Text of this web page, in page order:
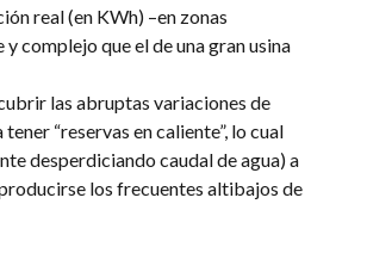
real (en KWh) –en zonas
complejo que el de una gran usina
las abruptas variaciones de
“reservas en caliente”, lo cual
desperdiciando caudal de agua) a
los frecuentes altibajos de